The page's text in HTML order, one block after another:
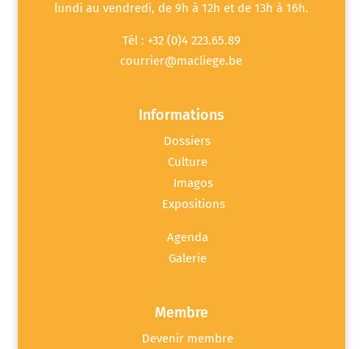
lundi au vendredi, de 9h à 12h et de 13h à 16h.
Tél : +32 (0)4 223.65.89
courrier@macliege.be
Informations
Dossiers
Culture
Imagos
Expositions
Agenda
Galerie
Membre
Devenir membre